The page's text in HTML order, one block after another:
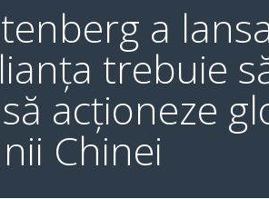
a
trebuie
acționeze
Chinei